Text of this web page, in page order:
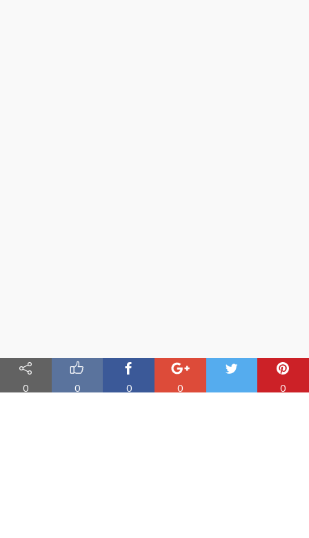
0 0 0 0 0